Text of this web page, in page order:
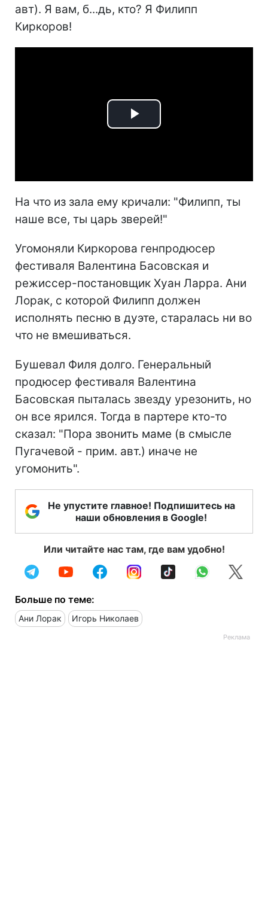
авт). Я вам, б...дь, кто? Я Филипп
Киркоров!
Play
На что из зала ему кричали: "Филипп, ты
наше все, ты царь зверей!"
Угомоняли Киркорова генпродюсер
фестиваля Валентина Басовская и
режиссер-постановщик Хуан Ларра. Ани
Лорак, с которой Филипп должен
исполнять песню в дуэте, старалась ни во
что не вмешиваться.
Бушевал Филя долго. Генеральный
продюсер фестиваля Валентина
Басовская пыталась звезду урезонить, но
он все ярился. Тогда в партере кто-то
сказал: "Пора звонить маме (в смысле
Пугачевой - прим. авт.) иначе не
угомонить".
Не упустите главное! Подпишитесь на
наши обновления в Google!
Или читайте нас там, где вам удобно!
Больше по теме:
Ани Лорак Игорь Николаев